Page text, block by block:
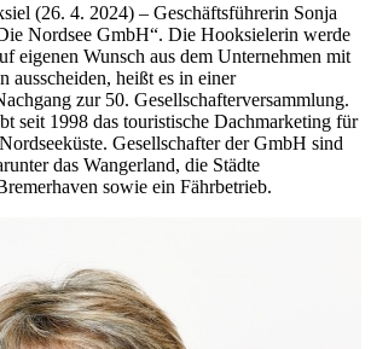
(26. 4. 2024) – Geschäftsführerin Sonja
Nordsee GmbH“. Die Hooksielerin werde
eigenen Wunsch aus dem Unternehmen mit
ausscheiden, heißt es in einer
zur 50. Gesellschafterversammlung.
seit 1998 das touristische Dachmarketing für
Gesellschafter der GmbH sind
das Wangerland, die Städte
sowie ein Fährbetrieb.